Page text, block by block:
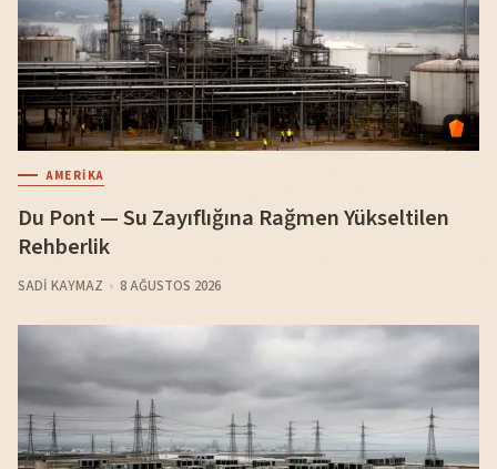
AMERIKA
Du Pont — Su Zayıflığına Rağmen Yükseltilen
Rehberlik
SADI KAYMAZ 8 AĞUSTOS 2026